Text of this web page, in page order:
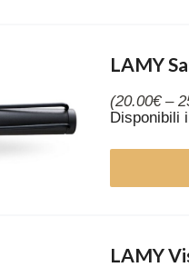
LAMY
(20.00€ –
Disponibili
LAMY